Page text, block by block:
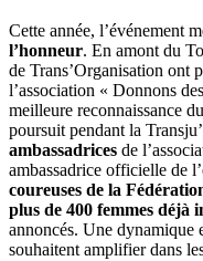
Cette année, l’événement
l’honneur. En amont du
de Trans’Organisation ont
l’association « Donnons
meilleure reconnaissance
poursuit pendant la
ambassadrices de
ambassadrice officielle de
coureuses de la
plus de 400 femmes déjà
annoncés. Une dynamique
souhaitent amplifier dans